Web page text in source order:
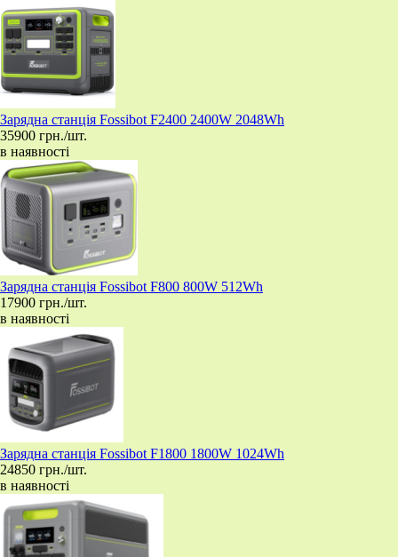
Зарядна станція Fossibot F2400 2400W 2048Wh
35900 грн./шт.
в наявності
Зарядна станція Fossibot F800 800W 512Wh
17900 грн./шт.
в наявності
Зарядна станція Fossibot F1800 1800W 1024Wh
24850 грн./шт.
в наявності